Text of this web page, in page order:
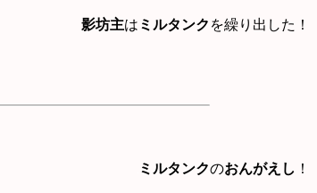
影坊主は ミルタンク を繰り出した！
ミルタンクのおんがえし ！